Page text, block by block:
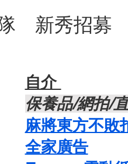
新秀招募
自介 ​
保養品/網拍/
麻將東方不敗
​全家廣告